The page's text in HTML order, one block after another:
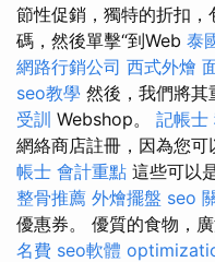
節性促銷，獨特的折扣
碼，然後單擊“到Web 泰
網路行銷公司 西式外燴
seo教學 然後，我們將
受訓 Webshop。 記帳士
網絡商店註冊，因為您可
帳士 會計重點 這些可以
整骨推薦 外燴擺盤 seo
優惠券。 優質的食物，
名費 seo軟體